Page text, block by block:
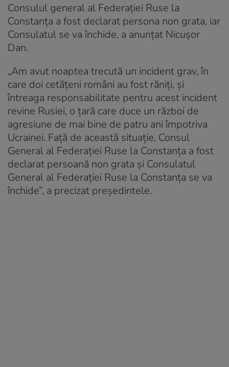
Consulul general al Federaţiei Ruse la
Constanţa a fost declarat persona non grata, iar
Consulatul se va închide, a anunțat Nicușor
Dan.
„Am avut noaptea trecută un incident grav, în
care doi cetăţeni români au fost răniţi, şi
întreaga responsabilitate pentru acest incident
revine Rusiei, o ţară care duce un război de
agresiune de mai bine de patru ani împotriva
Ucrainei. Faţă de această situaţie, Consul
General al Federaţiei Ruse la Constanţa a fost
declarat persoană non grata şi Consulatul
General al Federaţiei Ruse la Constanţa se va
închide”, a precizat preşedintele.